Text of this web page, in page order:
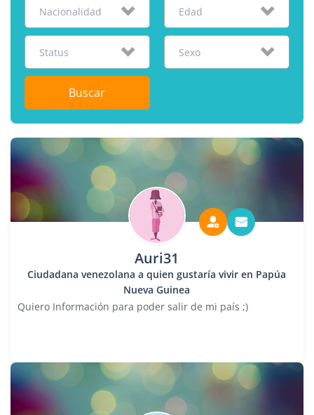
Nacionalidad Edad
Status Sexo
Buscar
Auri31
Ciudadana venezolana a quien gustaría vivir en Papúa
Nueva Guinea
Quiero Información para poder salir de mi país ;)